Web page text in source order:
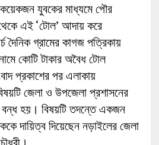
যুবকের মাধ্যমে পৌর
এই ‘টোল’ আদায় করে
গ্রামের কাগজ পত্রিকায়
কোটি টাকার অবৈধ টোল
প্রকাশের পর এলাকায়
জেলা ও উপজেলা প্রশাসনের
হয়। বিষয়টি তদন্তে একজন
দায়িত্ব দিয়েছেন নড়াইলের জেলা